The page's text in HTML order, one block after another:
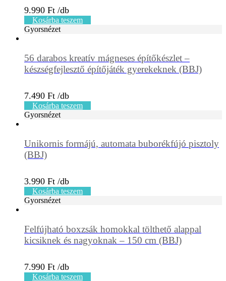
9.990 Ft
Kosárba teszem
Gyorsnézet
56 darabos kreatív mágneses építőkészlet –
készségfejlesztő építőjáték gyerekeknek (BBJ)
7.490 Ft
Kosárba teszem
Gyorsnézet
Unikornis formájú, automata buborékfújó pisztoly
(BBJ)
3.990 Ft
Kosárba teszem
Gyorsnézet
Felfújható boxzsák homokkal tölthető alappal
kicsiknek és nagyoknak – 150 cm (BBJ)
7.990 Ft
Kosárba teszem